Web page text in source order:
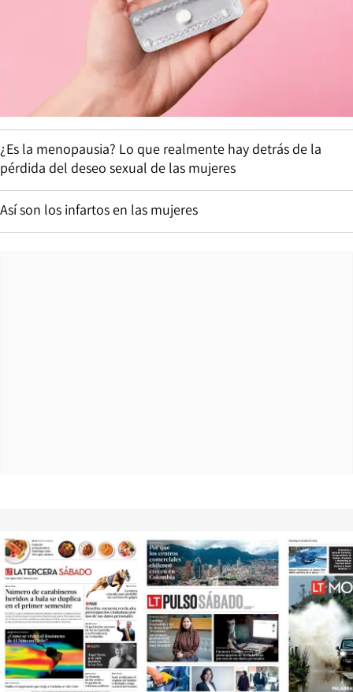
¿Es la menopausia? Lo que realmente hay detrás de la
pérdida del deseo sexual de las mujeres
Así son los infartos en las mujeres
Opens in new window Opens in